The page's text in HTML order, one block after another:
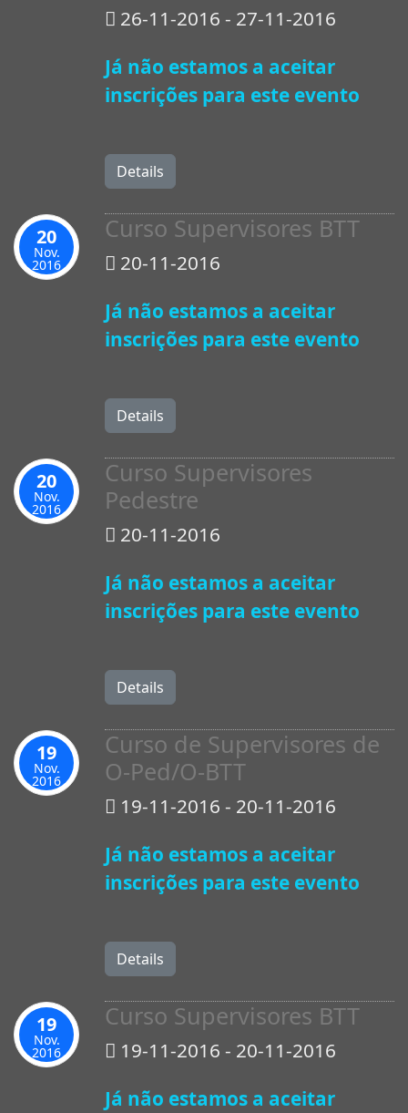
26-11-2016 - 27-11-2016
Já não estamos a aceitar
inscrições para este evento
Details
20
Nov.
2016
Curso Supervisores BTT
20-11-2016
Já não estamos a aceitar
inscrições para este evento
Details
20
Nov.
2016
Curso Supervisores
Pedestre
20-11-2016
Já não estamos a aceitar
inscrições para este evento
Details
19
Nov.
2016
Curso de Supervisores de
O-Ped/O-BTT
19-11-2016 - 20-11-2016
Já não estamos a aceitar
inscrições para este evento
Details
19
Nov.
2016
Curso Supervisores BTT
19-11-2016 - 20-11-2016
Já não estamos a aceitar